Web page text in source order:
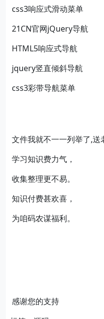
css3响应式滑动菜单
21CN官网jQuery导航
HTML5响应式导航
jquery竖直倾斜导航
css3彩带导航菜单
文件我就不一一列举了,送
学习知识费力气，
收集整理更不易。
知识付费甚欢喜，
为咱码农谋福利。
感谢您的支持